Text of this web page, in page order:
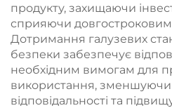
продукту, захищаючи
сприяючи довгостроковим
Дотримання галузевих
безпеки забезпечує
необхідним вимогам для
використання,
відповідальності та